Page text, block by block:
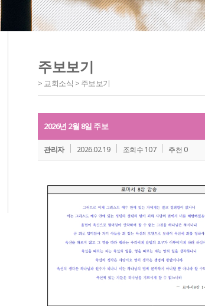
주보보기
> 교회소식 > 주보보기
2026년 2월 8일 주보
관리자 2026.02.19 조회수 107 추천 0